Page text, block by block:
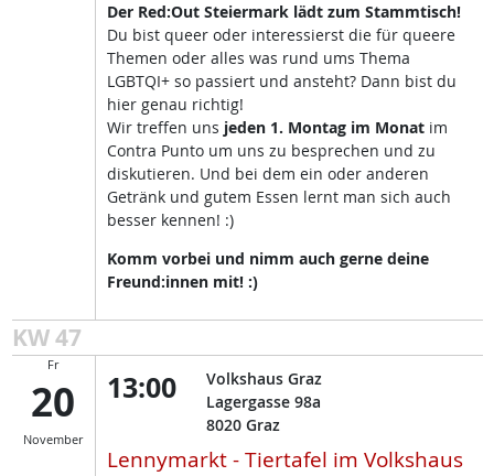
Der Red:Out Steiermark lädt zum Stammtisch!
Du bist queer oder interessierst die für queere
Themen oder alles was rund ums Thema
LGBTQI+ so passiert und ansteht? Dann bist du
hier genau richtig!
Wir treffen uns jeden 1. Montag im Monatim
Contra Punto um uns zu besprechen und zu
diskutieren. Und bei dem ein oder anderen
Getränk und gutem Essen lernt man sich auch
besser kennen! :)
Komm vorbei und nimm auch gerne deine
Freund:innen mit! :)
KW 47
Fr
20
November
13:00
Volkshaus Graz
Lagergasse 98a
8020 Graz
Lennymarkt - Tiertafel im Volkshaus